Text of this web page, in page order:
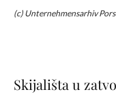
(c) Unternehmensarhiv
Skijališta u